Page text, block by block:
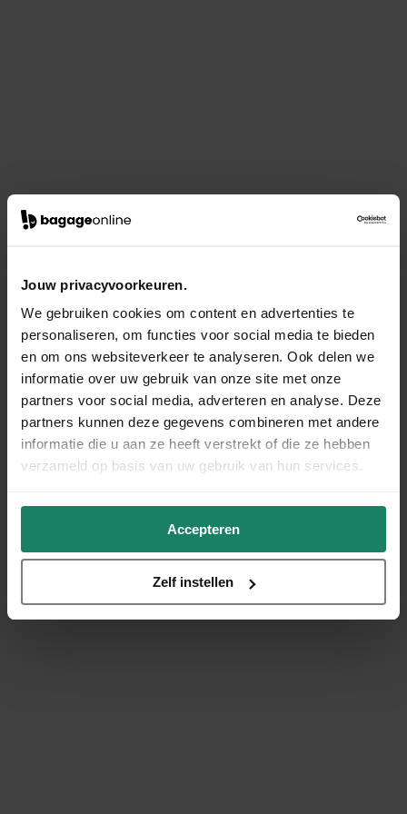
Jouw privacyvoorkeuren.
We gebruiken cookies om content en advertenties te
personaliseren, om functies voor social media te bieden
en om ons websiteverkeer te analyseren. Ook delen we
informatie over uw gebruik van onze site met onze
partners voor social media, adverteren en analyse. Deze
partners kunnen deze gegevens combineren met andere
informatie die u aan ze heeft verstrekt of die ze hebben
verzameld op basis van uw gebruik van hun services.
Accepteren
Zelf instellen